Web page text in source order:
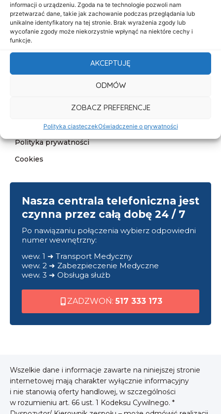
informacji o urządzeniu. Zgoda na te technologie pozwoli nam
przetwarzać dane, takie jak zachowanie podczas przeglądania lub
unikalne identyfikatory na tej stronie. Brak wyrażenia zgody lub
wycofanie zgody może niekorzystnie wpłynąć na niektóre cechy i
funkcje.
AKCEPTUJĘ
ODMÓW
ZOBACZ PREFERENCJE
Polityka ciasteczekOświadczenie o prywatności
O nas
Oferta
Cennik
Kontakt
Deklaracja dostępności
Klauzula informacyjna
Polityka prywatności
Cookies
Nasza centrala telefoniczna jest
czynna przez całą dobę 24 / 7
Po nawiązaniu połączenia wybierz odpowiedni
numer wewnętrzny:
wew. 1 ➜ Transport Medyczny
wew. 2 ➜ Zabezpieczenie Medyczne
wew. 3 ➜ Obsługa służb
ZADZWOŃ: 517 333 173
Wszelkie dane i informacje zawarte na niniejszej stronie
internetowej mają charakter wyłącznie informacyjny
i nie stanowią oferty handlowej, w szczególności
w rozumieniu art. 66 ust. 1 Kodeksu Cywilnego. *